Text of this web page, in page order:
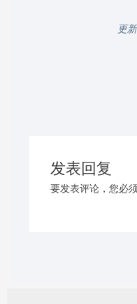
更
发表回复
要发表评论，您必